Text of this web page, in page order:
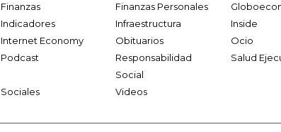
Finanzas
Finanzas Personales
Indicadores
Infraestructura
Inside
Internet Economy
Obituarios
Ocio
Podcast
Responsabilidad
Social
Salud
Sociales Videos